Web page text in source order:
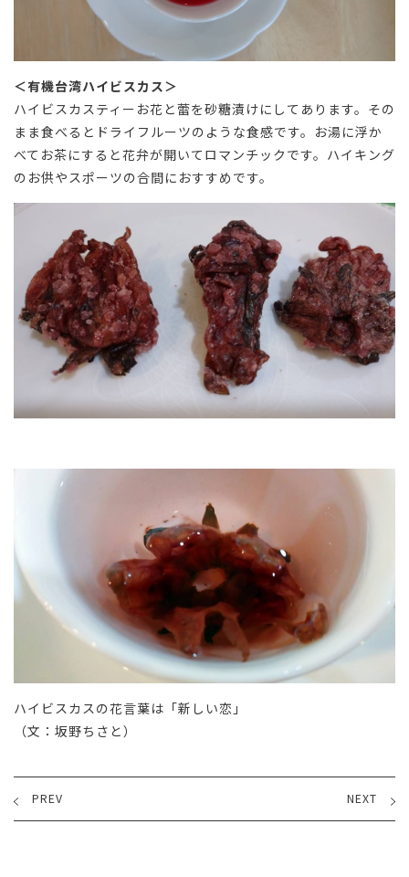
＜有機台湾ハイビスカス＞
ハイビスカスティーお花と蕾を砂糖漬けにしてあります。その
まま食べるとドライフルーツのような食感です。お湯に浮か
べてお茶にすると花弁が開いてロマンチックです。ハイキング
のお供やスポーツの合間におすすめです。
ハイビスカスの花言葉は「新しい恋」
（文：坂野ちさと）
PREV NEXT